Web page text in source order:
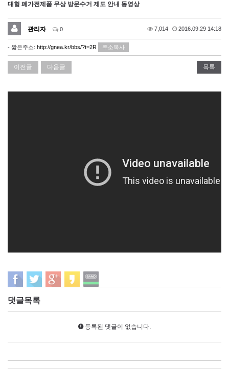
대형 폐가전제품 무상 방문수거 제도 안내 동영상
관리자 0 7,014 2016.09.29 14:18
- 짧은주소: http://gnea.kr/bbs/?t=2R 주소복사
이전글 다음글 목록
댓글목록
등록된 댓글이 없습니다.